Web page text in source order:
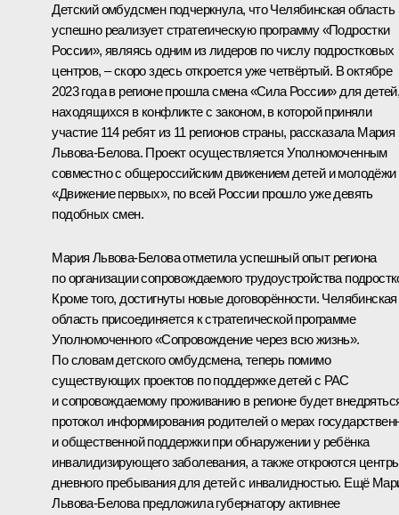
Детский омбудсмен подчеркнула, что Челябинская область
успешно реализует стратегическую программу «Подростки
России», являясь одним из лидеров по числу подростковых
центров, – скоро здесь откроется уже четвёртый. В октябре
2023 года в регионе прошла смена «Сила России» для
находящихся в конфликте с законом, в которой приняли
участие 114 ребят из 11 регионов страны, рассказала Мария
Львова-Белова. Проект осуществляется Уполномоченным
совместно с общероссийским движением детей и молодёжи
«Движение первых», по всей России прошло уже девять
подобных смен.
Мария Львова-Белова отметила успешный опыт региона
по организации сопровождаемого трудоустройства
Кроме того, достигнуты новые договорённости. Челябинская
область присоединяется к стратегической программе
Уполномоченного «Сопровождение через всю жизнь».
По словам детского омбудсмена, теперь помимо
существующих проектов по поддержке детей с РАС
и сопровождаемому проживанию в регионе будет
протокол информирования родителей о мерах
и общественной поддержки при обнаружении у ребёнка
инвалидизирующего заболевания, а также откроются
дневного пребывания для детей с инвалидностью. Ещё
Львова-Белова предложила губернатору активнее